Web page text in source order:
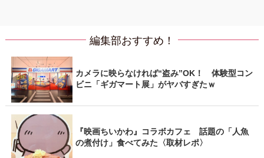
編集部おすすめ！
カメラに映らなければ“盗み”OK！ 体験型コン
ビニ「ギガマート展」がヤバすぎたｗ
『映画ちいかわ』コラボカフェ 話題の「人魚
の煮付け」食べてみた〈取材レポ〉